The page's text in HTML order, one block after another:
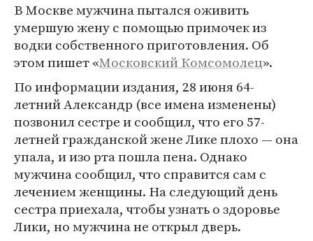
В Москве мужчина пытался оживить
умершую жену с помощью примочек из
водки собственного приготовления. Об
этом пишет «Московский Комсомолец».
По информации издания, 28 июня 64-
летний Александр (все имена изменены)
позвонил сестре и сообщил, что его 57-
летней гражданской жене Лике плохо — она
упала, и изо рта пошла пена. Однако
мужчина сообщил, что справится сам с
лечением женщины. На следующий день
сестра приехала, чтобы узнать о здоровье
Лики, но мужчина не открыл дверь.